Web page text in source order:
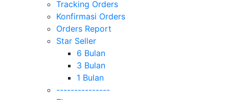
Tracking Orders
Konfirmasi Orders
Orders Report
Star Seller
6 Bulan
3 Bulan
1 Bulan
---------------